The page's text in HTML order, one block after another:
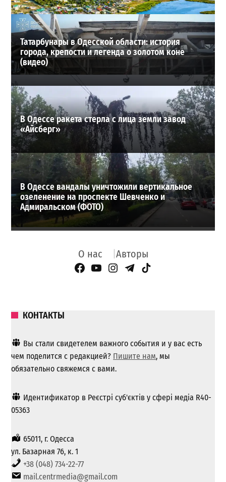
ВИБОР РЕДАКЦИИ
Татарбунары в Одесской области: история
города, крепости и легенда о золотом коне
(видео)
В Одессе ракета стерла с лица земли завод
«Айсберг»
В Одессе вандалы уничтожили вертикальное
озеленение на проспекте Шевченко и
Адмиральском (ФОТО)
О нас Авторы
Facebook Page
YouTube
Instagram
Telegram
TikTok
КОНТАКТЫ
Вы стали свидетелем важного события и у вас есть
чем поделится с редакцией? Пишите нам, мы
обязательно свяжемся с вами.
Идентификатор в Реєстрі суб'єктів у сфері медіа R40-
05363
65011, г. Одесса
ул. Базарная 76, к. 1
+38 (048) 734-22-77
mail.centrmedia@gmail.com